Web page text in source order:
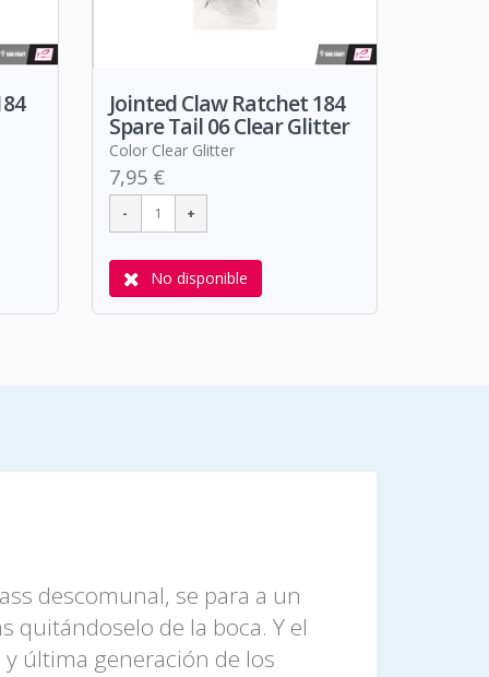
Jointed Claw Ratchet 184
Spare Tail 06 Clear Glitter
Color Clear Glitter
7,95 €
No disponible
descomunal, se para a un
de la boca. Y el
última generación de los